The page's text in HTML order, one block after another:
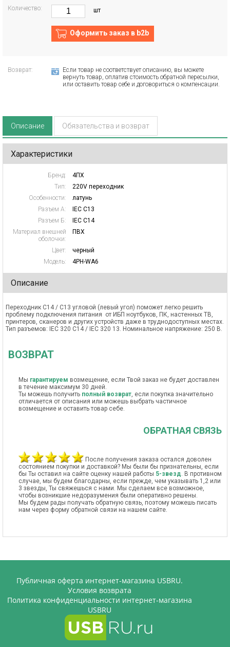
Количество: шт
Оформить заказ в b2b
Возврат:
Если товар не соответствует описанию, вы можете
вернуть товар, оплатив стоимость обратной пересылки,
или оставить товар себе и договориться о компенсации.
Описание Обязательства и возврат
Характеристики
Бренд:
4ПХ
Тип:
220V переходник
Особенности:
латунь
Разъем А:
IEC C13
Разъем Б:
IEC C14
Материал внешней
оболочки:
ПВХ
Цвет:
черный
Модель:
4PH-WA6
Описание
Переходник С14 / С13 угловой (левый угол) поможет легко решить
проблему подключения питания от ИБП ноутбуков, ПК, настенных ТВ,
принтеров, сканеров и других устройств даже в труднодоступных местах.
Тип разъемов: IEC 320 C14 / IEC 320 13. Номинальное напряжение: 250 В.
ВОЗВРАТ
Мы гарантируем возмещение, если Твой заказ не будет доставлен
в течение максимум 30 дней.
Ты можешь получить полный возврат, если покупка значительно
отличается от описания или можешь выбрать частичное
возмещение и оставить товар себе.
ОБРАТНАЯ СВЯЗЬ
После получения заказа остался доволен
состоянием покупки и доставкой? Мы были бы признательны, если
бы Ты оставил на сайте оценку нашей работы 5-звезд. В противном
случае, мы будем благодарны, если прежде, чем указывать 1,2 или
3 звезды, Ты свяжешься с нами. Мы сделаем все возможное,
чтобы возникшие недоразумения были оперативно решены.
Мы будем рады получать обратную связь, поэтому можешь писать
нам через форму обратной связи на нашем сайте.
Публичная оферта интернет-магазина USBRU.
Условия возврата
Политика конфиденциальности интернет-магазина
USBRU